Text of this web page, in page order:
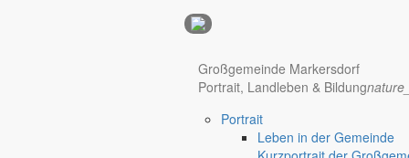
Regional werben auf markersdorf.de! anzeigen@gemeinde-
Großgemeinde Markersdorf
Portrait, Landleben & Bildung
Portrait
Leben in der Gemeinde